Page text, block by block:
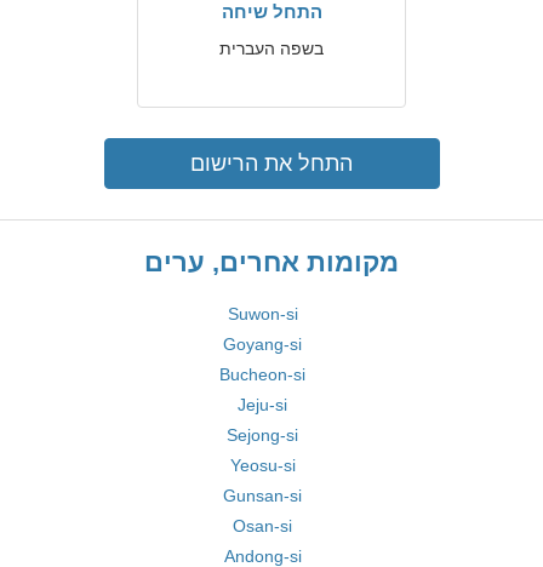
התחל שיחה
בשפה העברית
התחל את הרישום
מקומות אחרים, ערים
Suwon-si
Goyang-si
Bucheon-si
Jeju-si
Sejong-si
Yeosu-si
Gunsan-si
Osan-si
Andong-si